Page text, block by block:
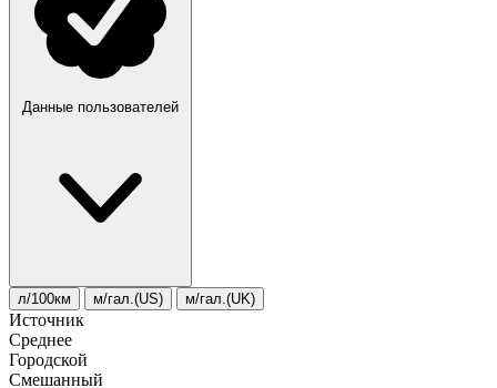
Данные пользователей
л/100км м/гал.(US) м/гал.(UK)
Источник
Среднее
Городской
Смешанный